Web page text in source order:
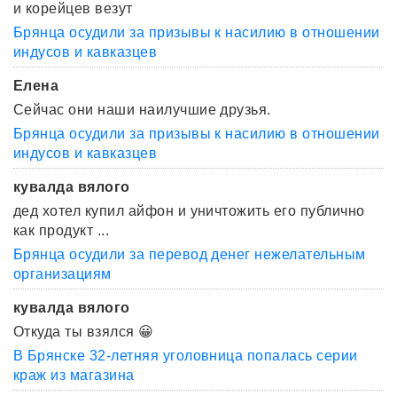
и корейцев везут
Брянца осудили за призывы к насилию в отношении
индусов и кавказцев
Елена
Сейчас они наши наилучшие друзья.
Брянца осудили за призывы к насилию в отношении
индусов и кавказцев
кувалда вялого
дед хотел купил айфон и уничтожить его публично
как продукт ...
Брянца осудили за перевод денег нежелательным
организациям
кувалда вялого
Откуда ты взялся 😀
В Брянске 32-летняя уголовница попалась серии
краж из магазина